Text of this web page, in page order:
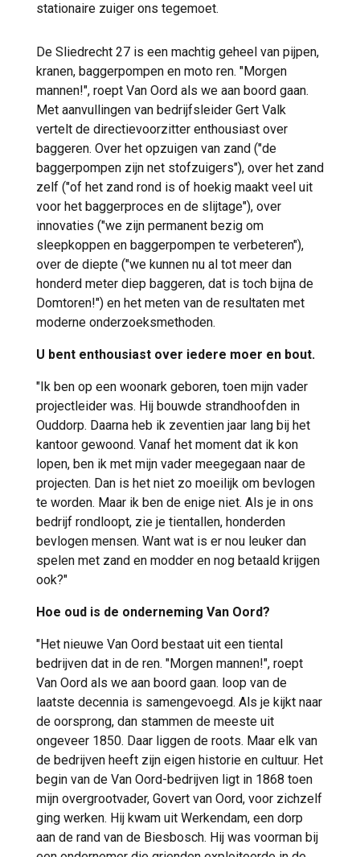
stationaire zuiger ons tegemoet.
De Sliedrecht 27 is een machtig geheel van pijpen,
kranen, baggerpompen en moto ren. "Morgen
mannen!", roept Van Oord als we aan boord gaan.
Met aanvullingen van bedrijfsleider Gert Valk
vertelt de directievoorzitter enthousiast over
baggeren. Over het opzuigen van zand ("de
baggerpompen zijn net stofzuigers"), over het zand
zelf ("of het zand rond is of hoekig maakt veel uit
voor het baggerproces en de slijtage"), over
innovaties ("we zijn permanent bezig om
sleepkoppen en baggerpompen te verbeteren"),
over de diepte ("we kunnen nu al tot meer dan
honderd meter diep baggeren, dat is toch bijna de
Domtoren!") en het meten van de resultaten met
moderne onderzoeksmethoden.
U bent enthousiast over iedere moer en bout.
"Ik ben op een woonark geboren, toen mijn vader
projectleider was. Hij bouwde strandhoofden in
Ouddorp. Daarna heb ik zeventien jaar lang bij het
kantoor gewoond. Vanaf het moment dat ik kon
lopen, ben ik met mijn vader meegegaan naar de
projecten. Dan is het niet zo moeilijk om bevlogen
te worden. Maar ik ben de enige niet. Als je in ons
bedrijf rondloopt, zie je tientallen, honderden
bevlogen mensen. Want wat is er nou leuker dan
spelen met zand en modder en nog betaald krijgen
ook?"
Hoe oud is de onderneming Van Oord?
"Het nieuwe Van Oord bestaat uit een tiental
bedrijven dat in de ren. "Morgen mannen!", roept
Van Oord als we aan boord gaan. loop van de
laatste decennia is samengevoegd. Als je kijkt naar
de oorsprong, dan stammen de meeste uit
ongeveer 1850. Daar liggen de roots. Maar elk van
de bedrijven heeft zijn eigen historie en cultuur. Het
begin van de Van Oord-bedrijven ligt in 1868 toen
mijn overgrootvader, Govert van Oord, voor zichzelf
ging werken. Hij kwam uit Werkendam, een dorp
aan de rand van de Biesbosch. Hij was voorman bij